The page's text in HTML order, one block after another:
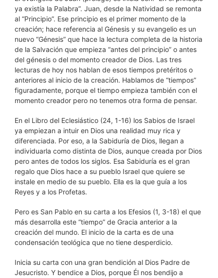
ya existía la Palabra”. Juan, desde la Natividad se remonta
al “Principio”. Ese principio es el primer momento de la
creación; hace referencia al Génesis y su evangelio es un
nuevo “Génesis” que hace la lectura completa de la historia
de la Salvación que empieza “antes del principio” o antes
del génesis o del momento creador de Dios. Las tres
lecturas de hoy nos hablan de esos tiempos pretéritos o
anteriores al inicio de la creación. Hablamos de “tiempos”
figuradamente, porque el tiempo empieza también con el
momento creador pero no tenemos otra forma de pensar.
En el Libro del Eclesiástico (24, 1-16) los Sabios de Israel
ya empiezan a intuir en Dios una realidad muy rica y
diferenciada. Por eso, a la Sabiduría de Dios, llegan a
individuarla como distinta de Dios, aunque creada por Dios
pero antes de todos los siglos. Esa Sabiduría es el gran
regalo que Dios hace a su pueblo Israel que quiere se
instale en medio de su pueblo. Ella es la que guía a los
Reyes y a los Profetas.
Pero es San Pablo en su carta a los Efesios (1, 3-18) el que
más desarrolla este “tiempo” de Gracia anterior a la
creación del mundo. El inicio de la carta es de una
condensación teológica que no tiene desperdicio.
Inicia su carta con una gran bendición al Dios Padre de
Jesucristo. Y bendice a Dios, porque Él nos bendijo a